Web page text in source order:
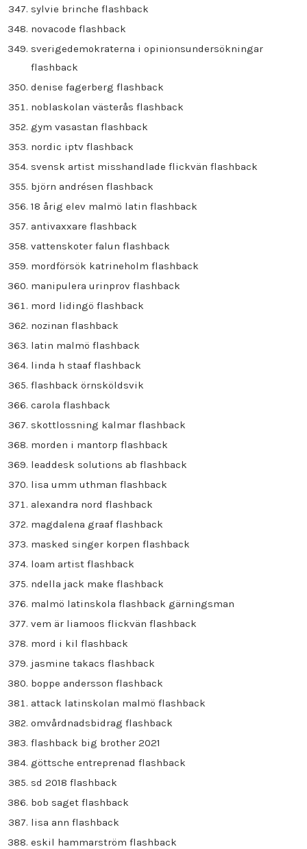
sylvie brinche flashback
novacode flashback
sverigedemokraterna i opinionsundersökningar
flashback
denise fagerberg flashback
noblaskolan västerås flashback
gym vasastan flashback
nordic iptv flashback
svensk artist misshandlade flickvän flashback
björn andrésen flashback
18 årig elev malmö latin flashback
antivaxxare flashback
vattenskoter falun flashback
mordförsök katrineholm flashback
manipulera urinprov flashback
mord lidingö flashback
nozinan flashback
latin malmö flashback
linda h staaf flashback
flashback örnsköldsvik
carola flashback
skottlossning kalmar flashback
morden i mantorp flashback
leaddesk solutions ab flashback
lisa umm uthman flashback
alexandra nord flashback
magdalena graaf flashback
masked singer korpen flashback
loam artist flashback
ndella jack make flashback
malmö latinskola flashback gärningsman
vem är liamoos flickvän flashback
mord i kil flashback
jasmine takacs flashback
boppe andersson flashback
attack latinskolan malmö flashback
omvårdnadsbidrag flashback
flashback big brother 2021
göttsche entreprenad flashback
sd 2018 flashback
bob saget flashback
lisa ann flashback
eskil hammarström flashback